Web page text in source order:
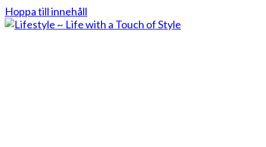
Hoppa till innehåll